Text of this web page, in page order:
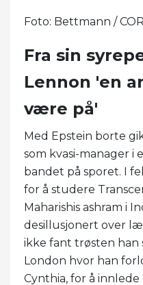
Foto: Bettmann /
Fra sin
Lennon 'en
være på'
Med Epstein borte
som kvasi-manager i
bandet på sporet. I
for å studere
Maharishis ashram i
desillusjonert over
ikke fant trøsten han
London hvor han
Cynthia, for å